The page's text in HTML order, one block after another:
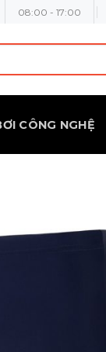
08:00 - 17:00
CÔNG NGHỆ